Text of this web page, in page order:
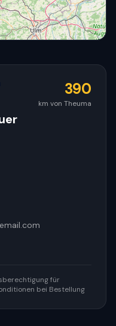
390
km von Theuma
für
bei Bestellung